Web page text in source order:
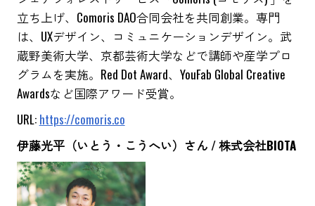
立ち上げ、Comoris DAO合同会社を共同創業。専門
は、UXデザイン、コミュニケーションデザイン。武
蔵野美術大学、京都芸術大学などで講師や産学プロ
グラムを実施。Red Dot Award、YouFab Global Creative
Awardsなど国際アワード受賞。
URL: https://comoris.co
伊藤光平（いとう・こうへい）さん / 株式会社BIOTA